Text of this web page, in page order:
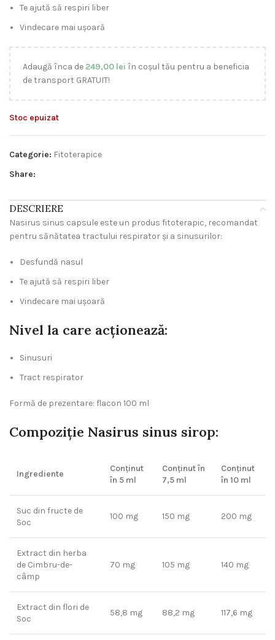
Te ajută să respiri liber
Vindecare mai ușoară
Adaugă înca de 249,00 lei în coșul tău pentru a beneficia
de transport GRATUIT!
Stoc epuizat
Categorie: Fitoterapice
Share:
DESCRIERE
Nasirus sinus capsule este un produs fitoterapic, recomandat
pentru sănătatea tractului respirator și a sinusurilor:
Desfundă nasul
Te ajută să respiri liber
Vindecare mai ușoară
Nivel la care acţionează:
Sinusuri
Tract respirator
Formă de prezentare: flacon 100 ml
Compoziţie Nasirus sinus sirop:
Ingrediente
Conținut
în 5 ml
Conținut în
7,5 ml
Conținut
în 10 ml
Suc din fructe de
Soc
100 mg 150 mg 200 mg
Extract din herba
de Cimbru-de-
câmp
70 mg 105 mg 140 mg
Extract din flori de
Soc
58,8 mg 88,2 mg 117,6 mg